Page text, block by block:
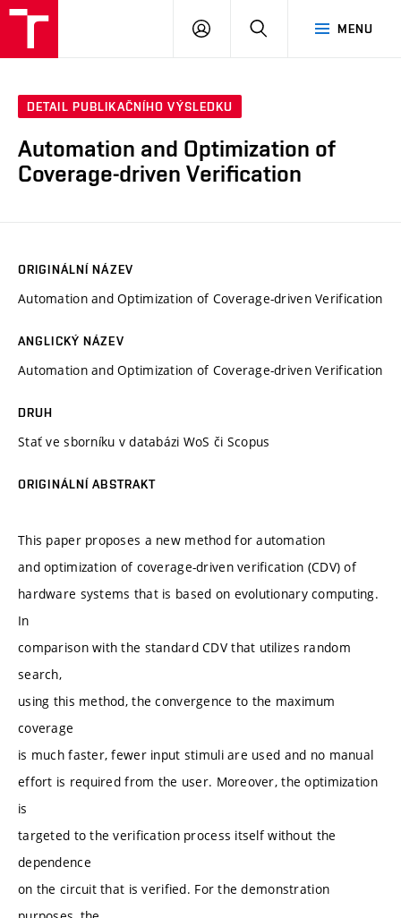
MENU
PŘIHLÁSIT
DETAIL PUBLIKAČNÍHO VÝSLEDKU
Automation and Optimization of
Coverage-driven Verification
ORIGINÁLNÍ NÁZEV
Automation and Optimization of Coverage-driven Verification
ANGLICKÝ NÁZEV
Automation and Optimization of Coverage-driven Verification
DRUH
Stať ve sborníku v databázi WoS či Scopus
ORIGINÁLNÍ ABSTRAKT
This paper proposes a new method for automation
and optimization of coverage-driven verification (CDV) of
hardware systems that is based on evolutionary computing.
In
comparison with the standard CDV that utilizes random
search,
using this method, the convergence to the maximum
coverage
is much faster, fewer input stimuli are used and no manual
effort is required from the user. Moreover, the optimization
is
targeted to the verification process itself without the
dependence
on the circuit that is verified. For the demonstration